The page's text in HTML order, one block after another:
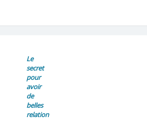
Le
secret
pour
avoir
de
belles
relation